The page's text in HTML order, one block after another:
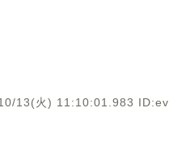
13(火) 11:10:01.983